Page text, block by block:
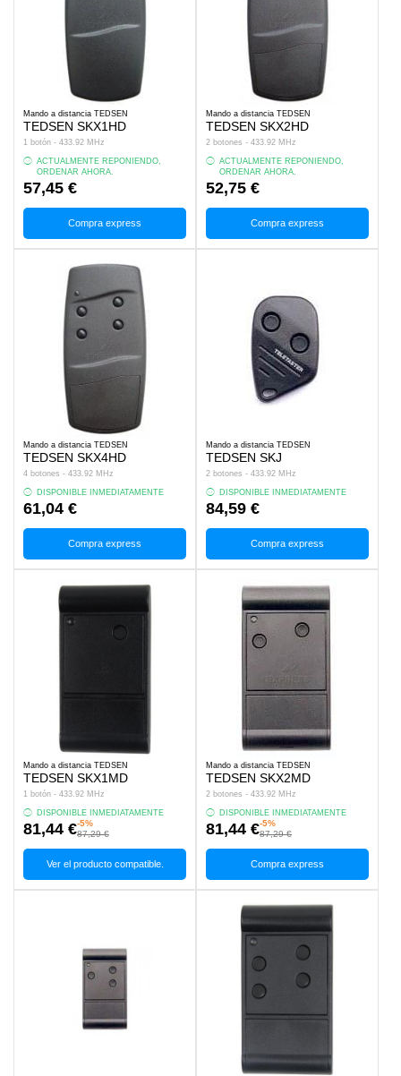
Mando a distancia TEDSEN
TEDSEN SKX1HD
1 botón - 433.92 MHz
ACTUALMENTE REPONIENDO,
ORDENAR AHORA.
57,45 €
Compra express
Mando a distancia TEDSEN
TEDSEN SKX2HD
2 botones - 433.92 MHz
ACTUALMENTE REPONIENDO,
ORDENAR AHORA.
52,75 €
Compra express
Mando a distancia TEDSEN
TEDSEN SKX4HD
4 botones - 433.92 MHz
DISPONIBLE INMEDIATAMENTE
61,04 €
Compra express
Mando a distancia TEDSEN
TEDSEN SKJ
2 botones - 433.92 MHz
DISPONIBLE INMEDIATAMENTE
84,59 €
Compra express
Mando a distancia TEDSEN
TEDSEN SKX1MD
1 botón - 433.92 MHz
DISPONIBLE INMEDIATAMENTE
81,44 €-5%
87,29 €
Ver el producto compatible.
Mando a distancia TEDSEN
TEDSEN SKX2MD
2 botones - 433.92 MHz
DISPONIBLE INMEDIATAMENTE
81,44 €-5%
87,29 €
Compra express